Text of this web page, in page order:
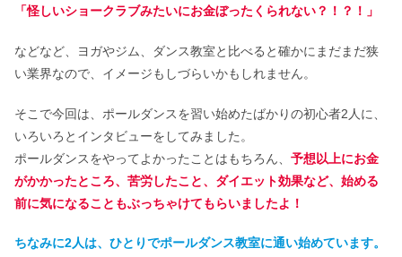
「怪しいショークラブみたいにお金ぼったくられない？！？！」
などなど、ヨガやジム、ダンス教室と比べると確かにまだまだ狭
い業界なので、イメージもしづらいかもしれません。
そこで今回は、ポールダンスを習い始めたばかりの初心者2人に、
いろいろとインタビューをしてみました。
ポールダンスをやってよかったことはもちろん、 予想以上にお金
がかかったところ、苦労したこと、ダイエット効果など、始める
前に気になることもぶっちゃけてもらいましたよ！
ちなみに2人は、ひとりでポールダンス教室に通い始めています。